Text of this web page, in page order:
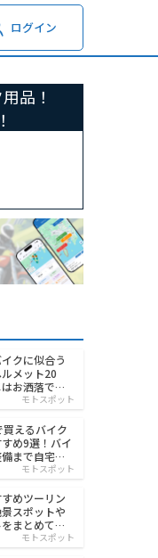
ログイン
品！
クに似合う
メット20
お洒落でワ
モトスポット
えるバイク
め9選！バイ
まで自宅で
モトスポット
めツーリン
スポットや
まとめて紹
モトスポット